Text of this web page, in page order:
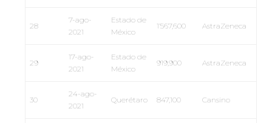
28
7-ago-
2021
Estado de
México
1’567,600 AstraZeneca
29
17-ago-
2021
Estado de
México
919,900 AstraZeneca
30
24-ago-
2021
Querétaro 847,100 Cansino